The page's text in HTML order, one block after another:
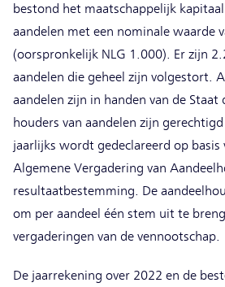
bestond het maatschappelijk
aandelen met een nominale waarde
(oorspronkelijk NLG 1.000). Er zijn
aandelen die geheel zijn volgestort.
aandelen zijn in handen van de Staat
houders van aandelen zijn
jaarlijks wordt gedeclareerd op basis
Algemene Vergadering van
resultaatbestemming. De
om per aandeel één stem uit te
vergaderingen van de vennootschap.
De jaarrekening over 2022 en de